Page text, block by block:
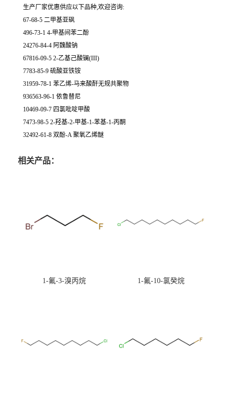
生产厂家优惠供应以下品种,欢迎咨询:
67-68-5 二甲基亚砜
496-73-1 4-甲基间苯二酚
24276-84-4 阿魏酸钠
67816-09-5 2-乙基己酸镧(III)
7783-85-9 硫酸亚铁铵
31959-78-1 苯乙烯-马来酸酐无规共聚物
936563-96-1 依鲁替尼
10469-09-7 四氯吡啶甲酸
7473-98-5 2-羟基-2-甲基-1-苯基-1-丙酮
32492-61-8 双酚-A 聚氧乙烯醚
相关产品：
1-氟-3-溴丙烷 1-氟-10-氯癸烷